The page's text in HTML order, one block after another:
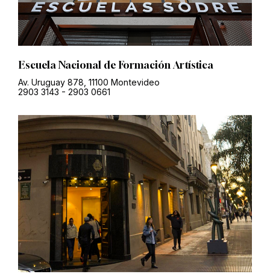
Escuela Nacional de Formación Artística
Av. Uruguay 878, 11100 Montevideo
2903 3143 - 2903 0661